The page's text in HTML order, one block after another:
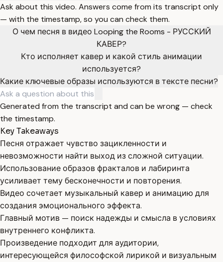
Ask about this video. Answers come from its transcript only
— with the timestamp, so you can check them.
О чем песня в видео Looping the Rooms - РУССКИЙ
КАВЕР?
Кто исполняет кавер и какой стиль анимации
используется?
Какие ключевые образы используются в тексте песни?
Generated from the transcript and can be wrong — check
the timestamp.
Key Takeaways
Песня отражает чувство зацикленности и
невозможности найти выход из сложной ситуации.
Использование образов фракталов и лабиринта
усиливает тему бесконечности и повторения.
Видео сочетает музыкальный кавер и анимацию для
создания эмоционального эффекта.
Главный мотив — поиск надежды и смысла в условиях
внутреннего конфликта.
Произведение подходит для аудитории,
интересующейся философской лирикой и визуальным